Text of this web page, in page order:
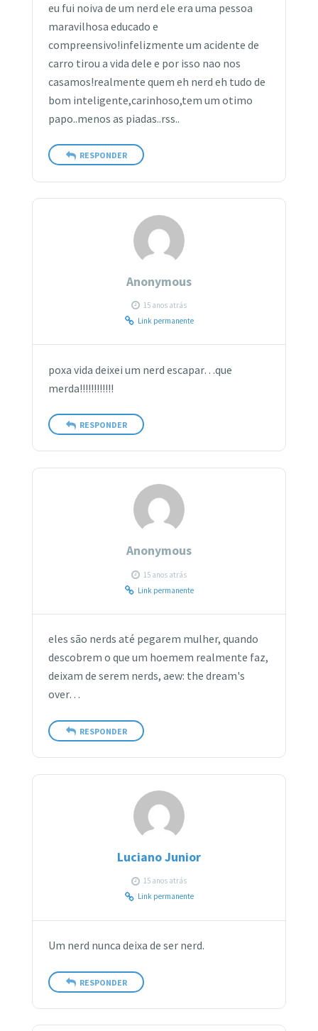
eu fui noiva de um nerd ele era uma pessoa
maravilhosa educado e
compreensivo!infelizmente um acidente de
carro tirou a vida dele e por isso nao nos
casamos!realmente quem eh nerd eh tudo de
bom inteligente,carinhoso,tem um otimo
papo..menos as piadas..rss..
RESPONDER
Anonymous
15 anos atrás
Link permanente
poxa vida deixei um nerd escapar…que
merda!!!!!!!!!!!!
RESPONDER
Anonymous
15 anos atrás
Link permanente
eles são nerds até pegarem mulher, quando
descobrem o que um hoemem realmente faz,
deixam de serem nerds, aew: the dream's
over…
RESPONDER
Luciano Junior
15 anos atrás
Link permanente
Um nerd nunca deixa de ser nerd.
RESPONDER